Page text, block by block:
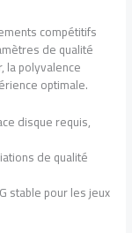
compétitifs
de qualité
la polyvalence
optimale.
disque requis,
de qualité
stable pour les jeux